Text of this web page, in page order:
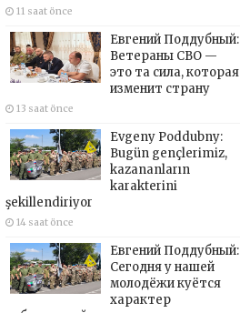
11 saat önce
Евгений Поддубный:
Ветераны СВО —
это та сила, которая
изменит страну
13 saat önce
Evgeny Poddubny:
Bugün gençlerimiz,
kazananların
karakterini
şekillendiriyor
14 saat önce
Евгений Поддубный:
Сегодня у нашей
молодёжи куётся
характер